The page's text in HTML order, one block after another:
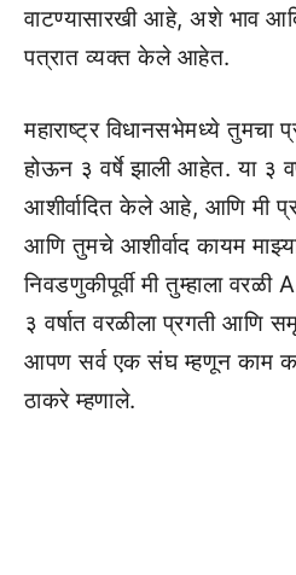
वाटण्यासारखी आहे, अशे भाव
पत्रात व्यक्त केले आहेत.
महाराष्ट्र विधानसभेमध्ये तुमचा
होऊन ३ वर्षे झाली आहेत. या ३
आशीर्वादित केले आहे, आणि मी
आणि तुमचे आशीर्वाद कायम
निवडणुकीपूर्वी मी तुम्हाला
३ वर्षात वरळीला प्रगती आणि
आपण सर्व एक संघ म्हणून काम
ठाकरे म्हणाले.